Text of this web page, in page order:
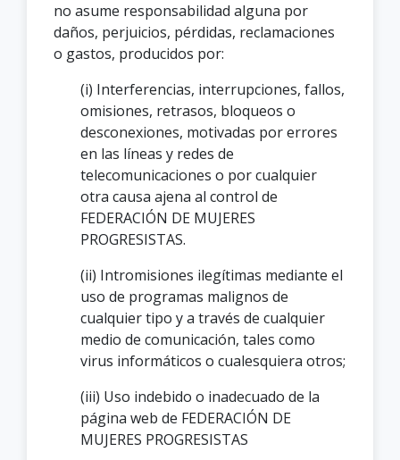
no asume responsabilidad alguna por
daños, perjuicios, pérdidas, reclamaciones
o gastos, producidos por:
(i) Interferencias, interrupciones, fallos,
omisiones, retrasos, bloqueos o
desconexiones, motivadas por errores
en las líneas y redes de
telecomunicaciones o por cualquier
otra causa ajena al control de
FEDERACIÓN DE MUJERES
PROGRESISTAS.
(ii) Intromisiones ilegítimas mediante el
uso de programas malignos de
cualquier tipo y a través de cualquier
medio de comunicación, tales como
virus informáticos o cualesquiera otros;
(iii) Uso indebido o inadecuado de la
página web de FEDERACIÓN DE
MUJERES PROGRESISTAS